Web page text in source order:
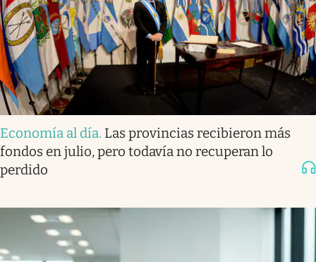
Economía al día. Las provincias recibieron más
fondos en julio, pero todavía no recuperan lo
perdido